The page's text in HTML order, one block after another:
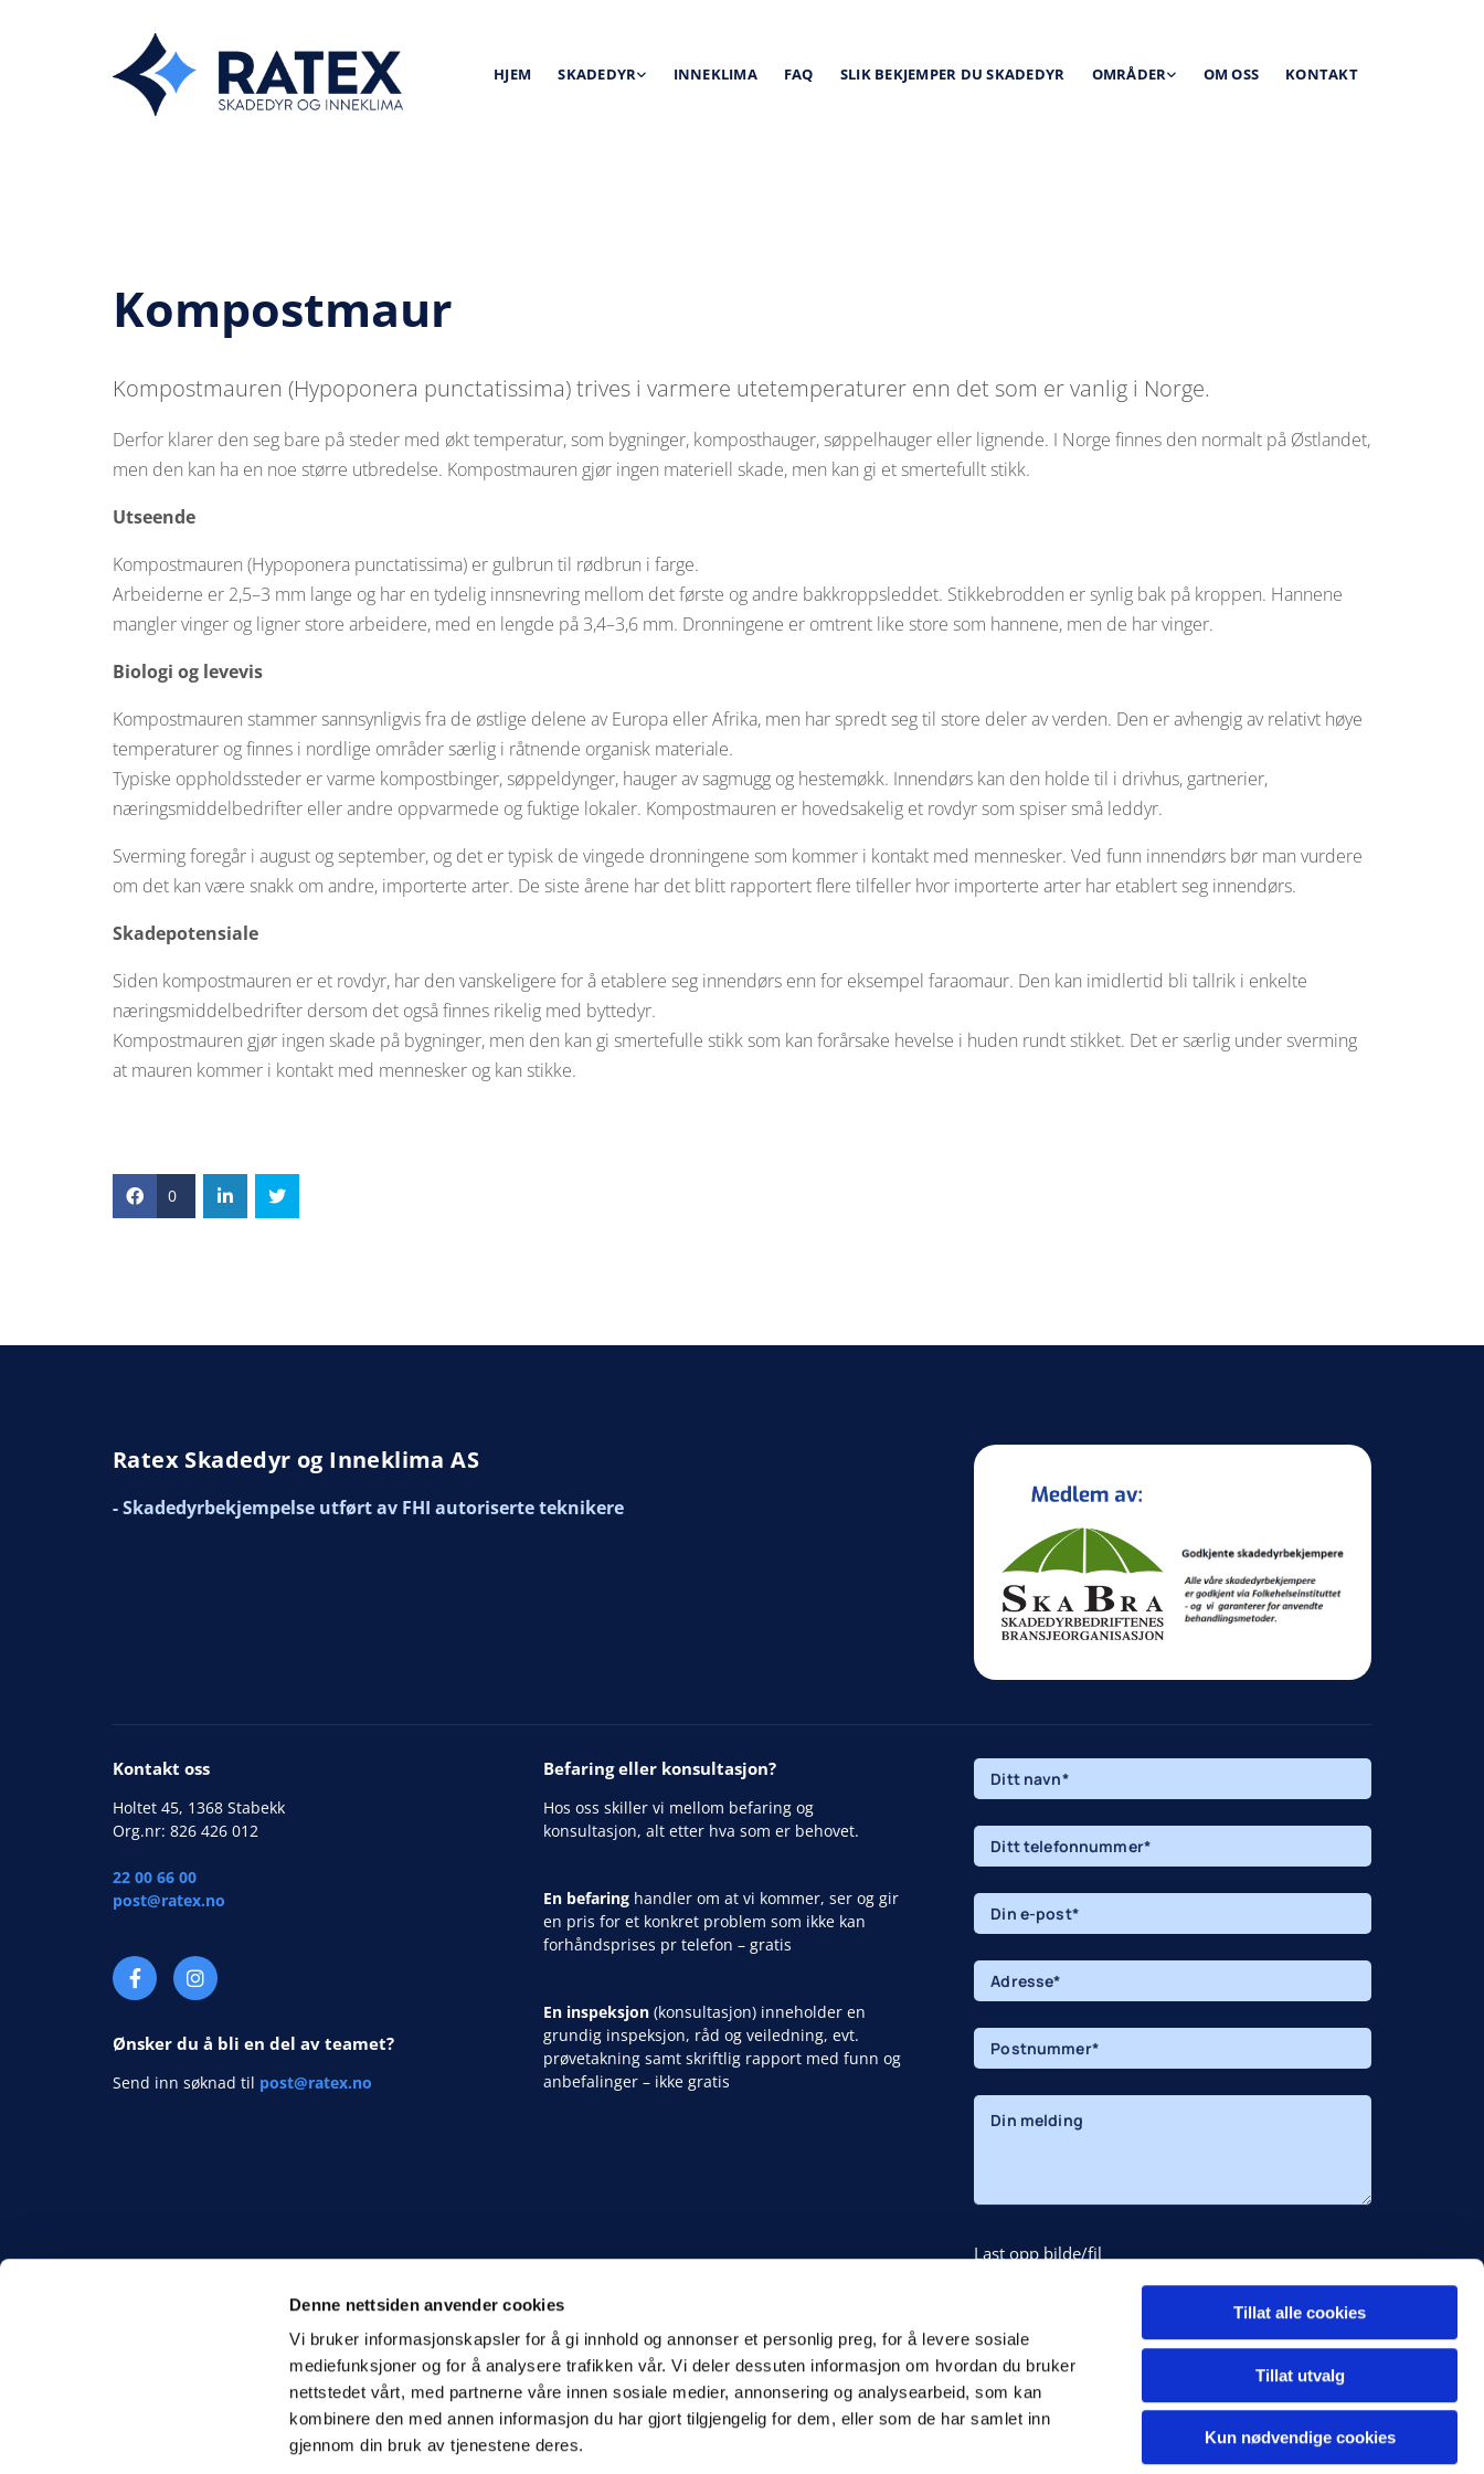
Denne nettsiden anvender cookies
Vi bruker informasjonskapsler for å gi innhold og annonser et personlig preg, for å levere sosiale
mediefunksjoner og for å analysere trafikken vår. Vi deler dessuten informasjon om hvordan du bruker
nettstedet vårt, med partnerne våre innen sosiale medier, annonsering og analysearbeid, som kan
kombinere den med annen informasjon du har gjort tilgjengelig for dem, eller som de har samlet inn
gjennom din bruk av tjenestene deres.
Tillat alle cookies
Tillat utvalg
Kun nødvendige cookies
HJEM SKADEDYR INNEKLIMA FAQ SLIK BEKJEMPER DU SKADEDYR OMRÅDER OM OSS KONTAKT
Kompostmaur
Kompostmauren (Hypoponera punctatissima) trives i varmere utetemperaturer enn det som er vanlig i Norge.
Derfor klarer den seg bare på steder med økt temperatur, som bygninger, komposthauger, søppelhauger eller lignende. I Norge finnes den normalt på Østlandet,
men den kan ha en noe større utbredelse. Kompostmauren gjør ingen materiell skade, men kan gi et smertefullt stikk.
Utseende
Kompostmauren (Hypoponera punctatissima) er gulbrun til rødbrun i farge.
Arbeiderne er 2,5–3 mm lange og har en tydelig innsnevring mellom det første og andre bakkroppsleddet. Stikkebrodden er synlig bak på kroppen. Hannene
mangler vinger og ligner store arbeidere, med en lengde på 3,4–3,6 mm. Dronningene er omtrent like store som hannene, men de har vinger.
Biologi og levevis
Kompostmauren stammer sannsynligvis fra de østlige delene av Europa eller Afrika, men har spredt seg til store deler av verden. Den er avhengig av relativt høye
temperaturer og finnes i nordlige områder særlig i råtnende organisk materiale.
Typiske oppholdssteder er varme kompostbinger, søppeldynger, hauger av sagmugg og hestemøkk. Innendørs kan den holde til i drivhus, gartnerier,
næringsmiddelbedrifter eller andre oppvarmede og fuktige lokaler. Kompostmauren er hovedsakelig et rovdyr som spiser små leddyr.
Sverming foregår i august og september, og det er typisk de vingede dronningene som kommer i kontakt med mennesker. Ved funn innendørs bør man vurdere
om det kan være snakk om andre, importerte arter. De siste årene har det blitt rapportert flere tilfeller hvor importerte arter har etablert seg innendørs.
Skadepotensiale
Siden kompostmauren er et rovdyr, har den vanskeligere for å etablere seg innendørs enn for eksempel faraomaur. Den kan imidlertid bli tallrik i enkelte
næringsmiddelbedrifter dersom det også finnes rikelig med byttedyr.
Kompostmauren gjør ingen skade på bygninger, men den kan gi smertefulle stikk som kan forårsake hevelse i huden rundt stikket. Det er særlig under sverming
at mauren kommer i kontakt med mennesker og kan stikke.
0
Ratex Skadedyr og Inneklima AS
- Skadedyrbekjempelse utført av FHI autoriserte teknikere
Kontakt oss
Holtet 45, 1368 Stabekk
Org.nr: 826 426 012
22 00 66 00
post@ratex.no
Ønsker du å bli en del av teamet?
Send inn søknad til post@ratex.no
Befaring eller konsultasjon?
Hos oss skiller vi mellom befaring og
konsultasjon, alt etter hva som er behovet.
En befaringhandler om at vi kommer, ser og gir
en pris for et konkret problem som ikke kan
forhåndsprises pr telefon – gratis
En inspeksjon(konsultasjon) inneholder en
grundig inspeksjon, råd og veiledning, evt.
prøvetakning samt skriftlig rapport med funn og
anbefalinger – ikke gratis
Last opp bilde/fil
Ingen fil valgt
Jeg godtar at opplysningene brukes til kontakt *
hCaptcha